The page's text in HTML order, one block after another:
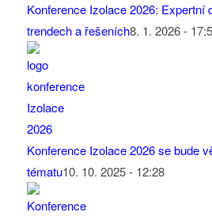
Konference Izolace 2026:
trendech a řešeních8. 1. 2026 -
Konference Izolace 2026 se bude
tématu10. 10. 2025 - 12:28